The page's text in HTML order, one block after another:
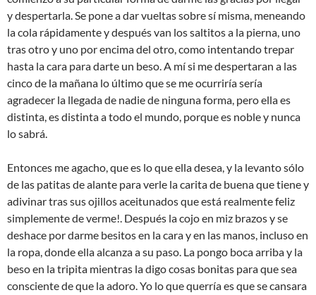
y despertarla. Se pone a dar vueltas sobre sí misma, meneando
la cola rápidamente y después van los saltitos a la pierna, uno
tras otro y uno por encima del otro, como intentando trepar
hasta la cara para darte un beso. A mí si me despertaran a las
cinco de la mañana lo último que se me ocurriría sería
agradecer la llegada de nadie de ninguna forma, pero ella es
distinta, es distinta a todo el mundo, porque es noble y nunca
lo sabrá.
Entonces me agacho, que es lo que ella desea, y la levanto sólo
de las patitas de alante para verle la carita de buena que tiene y
adivinar tras sus ojillos aceitunados que está realmente feliz
simplemente de verme!. Después la cojo en miz brazos y se
deshace por darme besitos en la cara y en las manos, incluso en
la ropa, donde ella alcanza a su paso. La pongo boca arriba y la
beso en la tripita mientras la digo cosas bonitas para que sea
consciente de que la adoro. Yo lo que querría es que se cansara